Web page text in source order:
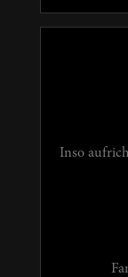
Inso